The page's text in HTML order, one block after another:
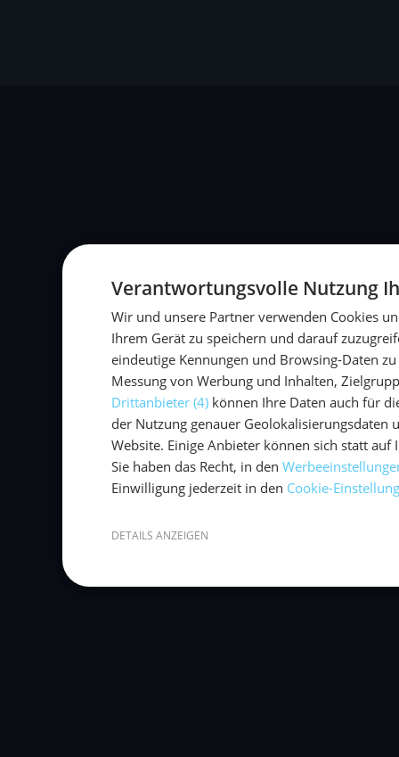
Verantwortungsvolle Nutzung
Wir und unsere Partner verwenden Cookies
Ihrem Gerät zu speichern und darauf
eindeutige Kennungen und Browsing-Daten
Messung von Werbung und Inhalten,
Drittanbieter (4) können Ihre Daten auch für
der Nutzung genauer
Website. Einige Anbieter können sich statt
Sie haben das Recht, in den
Einwilligung jederzeit in den Cookie-
DETAILS ANZEIGEN